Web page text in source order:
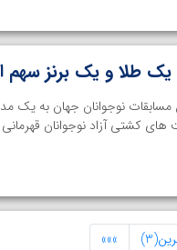
طلا و یک برنز سهم
مسابقات نوجوانان جهان به یک
کشتی آزاد نوجوانان
»»»